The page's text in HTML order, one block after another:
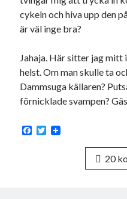
cykeln och hiva upp den
är väl inge bra?
Jahaja. Här sitter jag mitt
helst. Om man skulle ta
Dammsuga källaren?
förnicklade svampen?
F
T
20